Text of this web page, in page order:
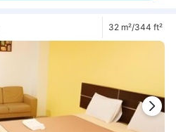
32 m²/344 ft²